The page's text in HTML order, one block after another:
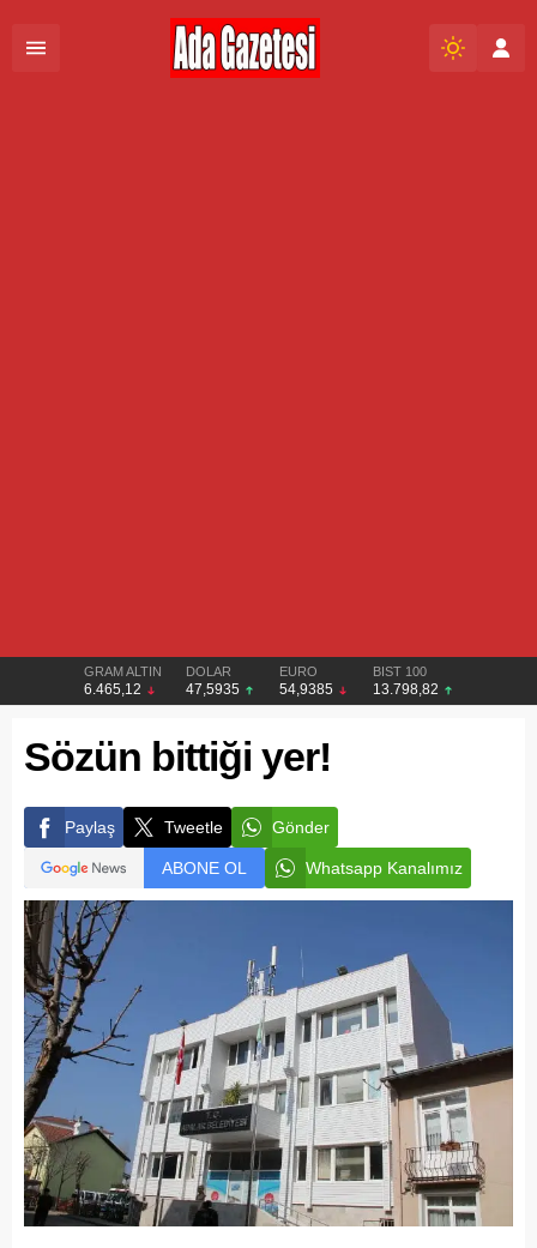
GRAM ALTIN
6.465,12
DOLAR
47,5935
EURO
54,9385
BIST 100
13.798,82
Sözün bittiği yer!
Paylaş Tweetle Gönder
ABONE OL Whatsapp Kanalımız